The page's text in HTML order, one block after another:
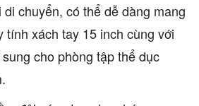
chuyển, có thể dễ dàng mang
tính xách tay 15 inch cùng với
cho phòng tập thể dục